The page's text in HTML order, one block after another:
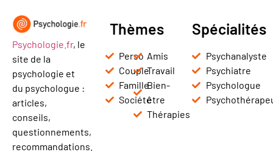
Psychologie.fr, le
site de la
psychologie et
du psychologue :
articles,
conseils,
questionnements,
recommandations.
Thèmes
Perso
Couple
Famille
Société
Amis
Travail
Bien-
être
Thérapies
Spécialités
Psychanalyste
Psychiatre
Psychologue